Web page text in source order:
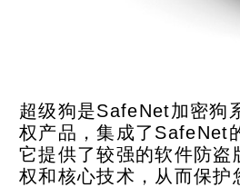
超级狗是SafeNet加密狗
权产品，集成了SafeNet
它提供了较强的软件防
权和核心技术，从而保护